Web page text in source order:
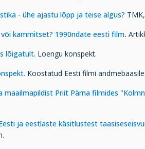
- ühe ajastu lõpp ja teise algus?
kammitset? 1990ndate eesti film.
lõigatult. Loengu konspekt.
Koostatud Eesti filmi andmebaasile.
maailmapildist Priit Pärna filmides
ja eestlaste käsitlustest